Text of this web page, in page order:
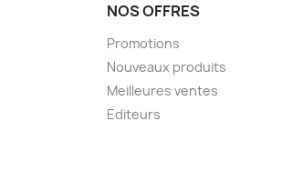
NOS OFFRES
Promotions
Nouveaux produits
Meilleures ventes
Editeurs